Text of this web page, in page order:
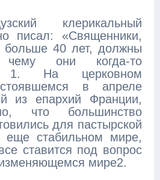
клерикальный
писал: «Священники,
больше 40 лет, должны
они когда-то
1. На церковном
в апреле
из епархий Франции,
что большинство
для пастырской
еще стабильном мире,
ставится под вопрос
мире2.